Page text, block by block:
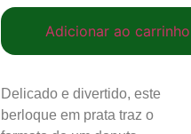
Adicionar ao carrinho
Delicado e divertido, este
berloque em prata traz o